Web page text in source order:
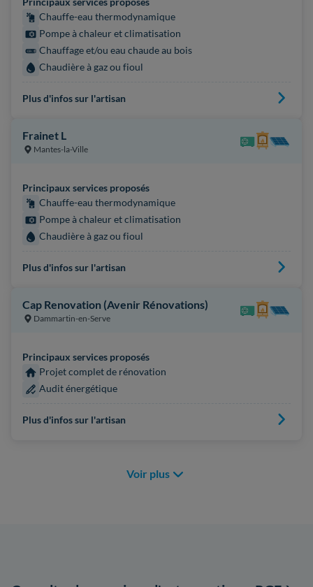
Chauffe-eau thermodynamique
Pompe à chaleur et climatisation
Chauffage et/ou eau chaude au bois
Chaudière à gaz ou fioul
Plus d'infos sur l'artisan
Frainet L
Mantes-la-Ville
Principaux services proposés
Chauffe-eau thermodynamique
Pompe à chaleur et climatisation
Chaudière à gaz ou fioul
Plus d'infos sur l'artisan
Cap Renovation (Avenir Rénovations)
Dammartin-en-Serve
Principaux services proposés
Projet complet de rénovation
Audit énergétique
Plus d'infos sur l'artisan
Voir plus